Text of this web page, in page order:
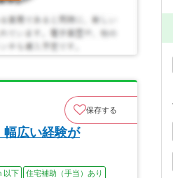
保存する
幅広い経験が
以下
住宅補助（手当）あり